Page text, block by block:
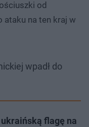
od
na ten kraj w
wpadł do
flagę na